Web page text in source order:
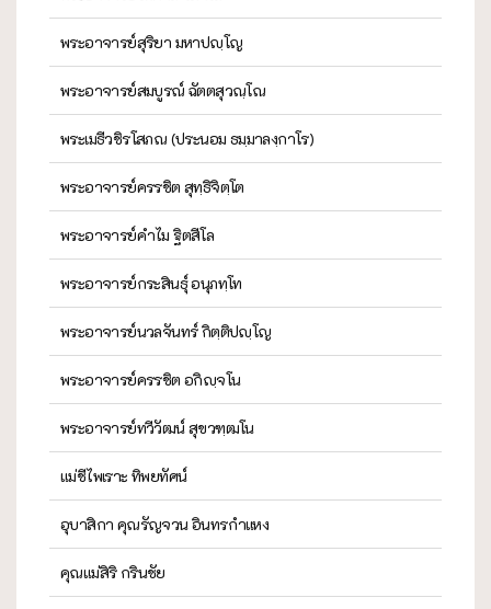
พระอาจารย์สุริยา มหาปญฺโญ
พระอาจารย์สมบูรณ์ ฉัตตสุวณฺโณ
พระเมธีวชิรโสภณ (ประนอม ธมฺมาลงฺกาโร)
พระอาจารย์ครรชิต สุทฺธิจิตฺโต
พระอาจารย์คำไม ฐิตสีโล
พระอาจารย์กระสินธุ์ อนุภทฺโท
พระอาจารย์นวลจันทร์ กิตฺติปญฺโญ
พระอาจารย์ครรชิต อกิญฺจโน
พระอาจารย์ทวีวัฒน์ สุขวฑฺฒโน
แม่ชีไพเราะ ทิพยทัศน์
อุบาสิกา คุณรัญจวน อินทรกำแหง
คุณแม่สิริ กรินชัย